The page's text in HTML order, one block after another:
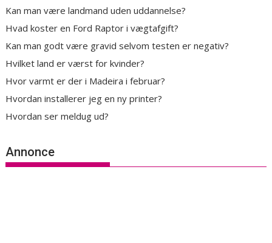
Kan man være landmand uden uddannelse?
Hvad koster en Ford Raptor i vægtafgift?
Kan man godt være gravid selvom testen er negativ?
Hvilket land er værst for kvinder?
Hvor varmt er der i Madeira i februar?
Hvordan installerer jeg en ny printer?
Hvordan ser meldug ud?
Annonce